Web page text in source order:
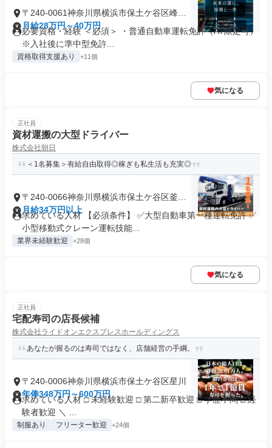
〒240-0061神奈川県横浜市保土ケ谷区峰沢
町
月給28万円～40万円
必要資格・経験 ＜必須＞ ・普通自動車運転免許（AT限定可）
※入社後に準中型免許...
資格取得支援あり +11個
気になる
正社員
資材運搬の大型ドライバー
株式会社朝日
＜1名募集＞有給自由取得◎稼ぎも私生活も充実◎
〒240-0066神奈川県横浜市保土ケ谷区釜台
町
月給34万円以上
求めている人材 【必須条件】 ✅大型自動車第一種運転免許 ✅
小型移動式クレーン運転技能...
業界未経験歓迎 +28個
気になる
正社員
宅配寿司の店長候補
株式会社ライドオンエクスプレスホールディングス
あなたが握るのは寿司ではなく、店舗経営の手綱。
〒240-0006神奈川県横浜市保土ケ谷区星川
年俸348万円～600万円
求めている人材 □ 未経験歓迎 □ 第二新卒歓迎 □ 学歴不問 □ 経
験者歓迎 ＼ ...
制服あり フリーター歓迎 +24個